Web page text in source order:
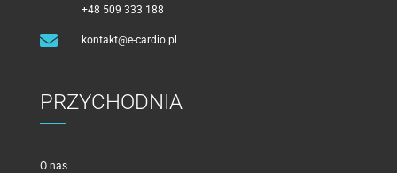
+48 509 333 188
 kontakt@e-cardio.pl
PRZYCHODNIA
O nas